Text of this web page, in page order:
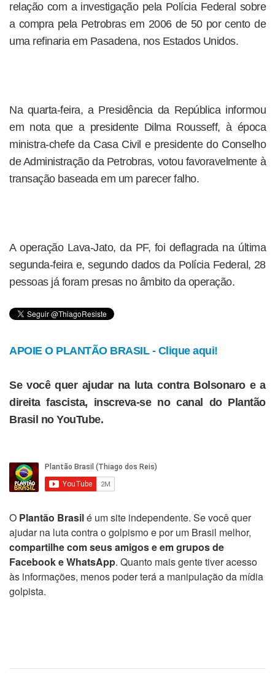
relação com a investigação pela Polícia Federal sobre
a compra pela Petrobras em 2006 de 50 por cento de
uma refinaria em Pasadena, nos Estados Unidos.
Na quarta-feira, a Presidência da República informou
em nota que a presidente Dilma Rousseff, à época
ministra-chefe da Casa Civil e presidente do Conselho
de Administração da Petrobras, votou favoravelmente à
transação baseada em um parecer falho.
A operação Lava-Jato, da PF, foi deflagrada na última
segunda-feira e, segundo dados da Polícia Federal, 28
pessoas já foram presas no âmbito da operação.
APOIE O PLANTÃO BRASIL - Clique aqui!
Se você quer ajudar na luta contra Bolsonaro e a
direita fascista, inscreva-se no canal do Plantão
Brasil no YouTube.
O Plantão Brasilé um site independente. Se você quer
ajudar na luta contra o golpismo e por um Brasil melhor,
compartilhe com seus amigos e em grupos de
Facebook e WhatsApp. Quanto mais gente tiver acesso
às informações, menos poder terá a manipulação da mídia
golpista.